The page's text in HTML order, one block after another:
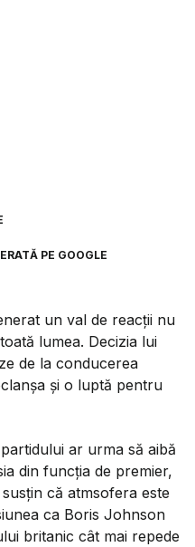
PE GOOGLE
un val de reacții nu
lumea. Decizia lui
de la conducerea
și o luptă pentru
ar urma să aibă
din funcția de premier,
că atmsofera este
ca Boris Johnson
britanic cât mai repede